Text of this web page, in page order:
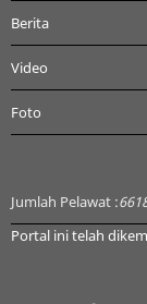
Berita
Video
Foto
Jumlah Pelawat :
Portal ini telah